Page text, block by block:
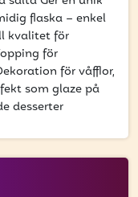
flaska – enkel
kvalitet för
för
för våfflor,
som glaze på
desserter